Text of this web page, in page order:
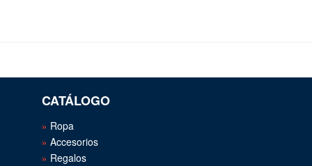
CATÁLOGO
Ropa
Accesorios
Regalos